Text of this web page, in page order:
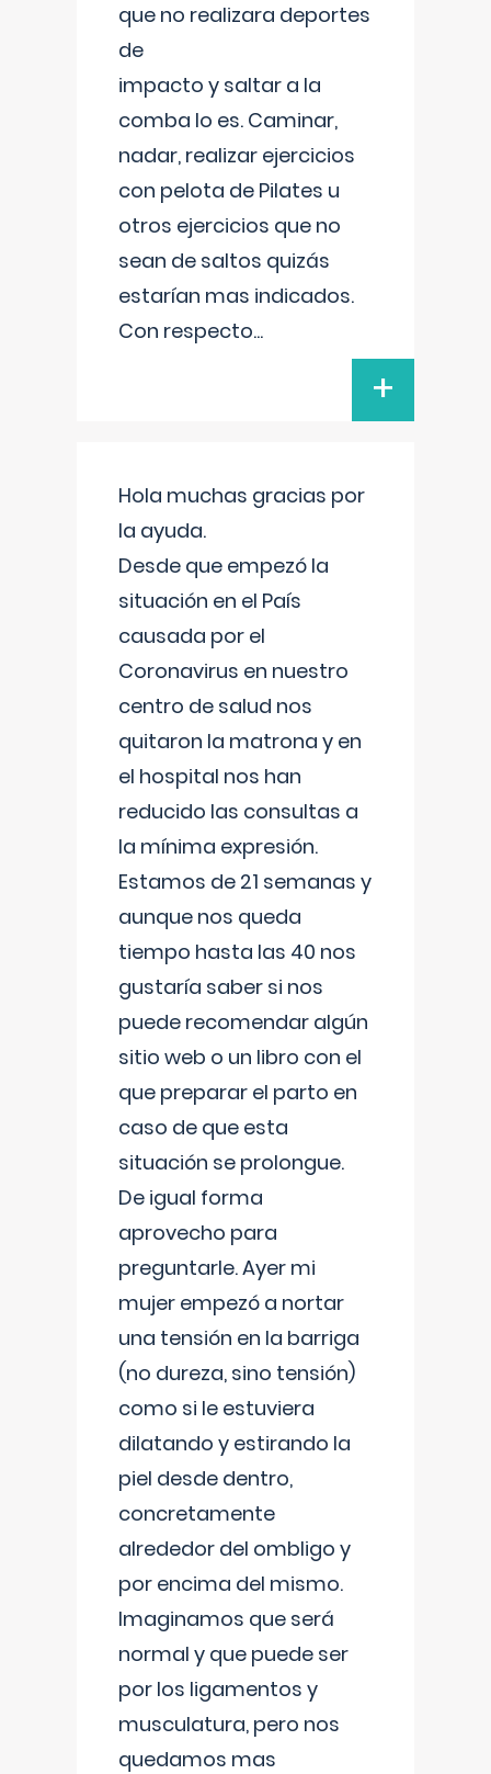
que no realizara deportes
de
impacto y saltar a la
comba lo es. Caminar,
nadar, realizar ejercicios
con pelota de Pilates u
otros ejercicios que no
sean de saltos quizás
estarían mas indicados.
Con respecto...
+
Hola muchas gracias por
la ayuda.
Desde que empezó la
situación en el País
causada por el
Coronavirus en nuestro
centro de salud nos
quitaron la matrona y en
el hospital nos han
reducido las consultas a
la mínima expresión.
Estamos de 21 semanas y
aunque nos queda
tiempo hasta las 40 nos
gustaría saber si nos
puede recomendar algún
sitio web o un libro con el
que preparar el parto en
caso de que esta
situación se prolongue.
De igual forma
aprovecho para
preguntarle. Ayer mi
mujer empezó a nortar
una tensión en la barriga
(no dureza, sino tensión)
como si le estuviera
dilatando y estirando la
piel desde dentro,
concretamente
alrededor del ombligo y
por encima del mismo.
Imaginamos que será
normal y que puede ser
por los ligamentos y
musculatura, pero nos
quedamos mas